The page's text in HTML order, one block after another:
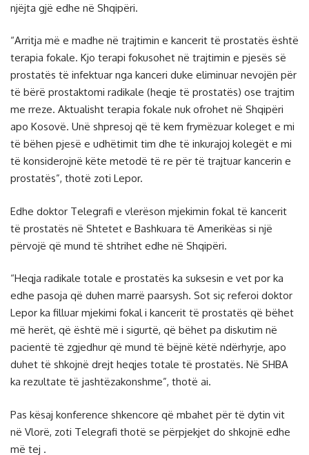
njëjta gjë edhe në Shqipëri.
“Arritja më e madhe në trajtimin e kancerit të prostatës është
terapia fokale. Kjo terapi fokusohet në trajtimin e pjesës së
prostatës të infektuar nga kanceri duke eliminuar nevojën për
të bërë prostaktomi radikale (heqje të prostatës) ose trajtim
me rreze. Aktualisht terapia fokale nuk ofrohet në Shqipëri
apo Kosovë. Unë shpresoj që të kem frymëzuar koleget e mi
të bëhen pjesë e udhëtimit tim dhe të inkurajoj kolegët e mi
të konsiderojnë këte metodë të re për të trajtuar kancerin e
prostatës”, thotë zoti Lepor.
Edhe doktor Telegrafi e vlerëson mjekimin fokal të kancerit
të prostatës në Shtetet e Bashkuara të Amerikëas si një
përvojë që mund të shtrihet edhe në Shqipëri.
“Heqja radikale totale e prostatës ka suksesin e vet por ka
edhe pasoja që duhen marrë paarsysh. Sot siç referoi doktor
Lepor ka filluar mjekimi fokal i kancerit të prostatës që bëhet
më herët, që është më i sigurtë, që bëhet pa diskutim në
pacientë të zgjedhur që mund të bëjnë këtë ndërhyrje, apo
duhet të shkojnë drejt heqjes totale të prostatës. Në SHBA
ka rezultate të jashtëzakonshme”, thotë ai.
Pas kësaj konference shkencore që mbahet për të dytin vit
në Vlorë, zoti Telegrafi thotë se përpjekjet do shkojnë edhe
më tej .